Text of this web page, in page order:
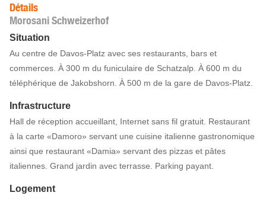
Détails
Morosani Schweizerhof
Situation
Au centre de Davos-Platz avec ses restaurants, bars et
commerces. À 300 m du funiculaire de Schatzalp. À 600 m du
téléphérique de Jakobshorn. À 500 m de la gare de Davos-Platz.
Infrastructure
Hall de réception accueillant, Internet sans fil gratuit. Restaurant
à la carte «Damoro» servant une cuisine italienne gastronomique
ainsi que restaurant «Damia» servant des pizzas et pâtes
italiennes. Grand jardin avec terrasse. Parking payant.
Logement